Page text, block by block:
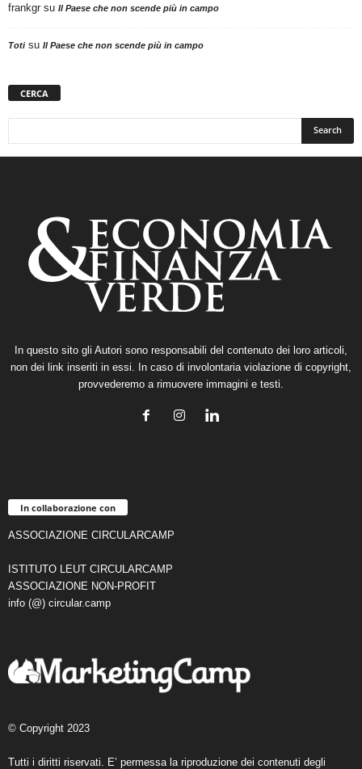
frankgr su Il Paese che non scende più in campo
Totisu Il Paese che non scende più in campo
CERCA
In questo sito gli Autori sono responsabili del contenuto dei loro articoli,
non dei link inseriti in essi. In caso di involontaria violazione di copyright,
provvederemo a rimuovere immagini e testi.
In collaborazione con
ASSOCIAZIONE CIRCULARCAMP
ISTITUTO LEUT CIRCULARCAMP
ASSOCIAZIONE NON-PROFIT
info (@) circular.camp
© Copyright 2023
Tutti i diritti riservati. E’ permessa la riproduzione dei contenuti degli